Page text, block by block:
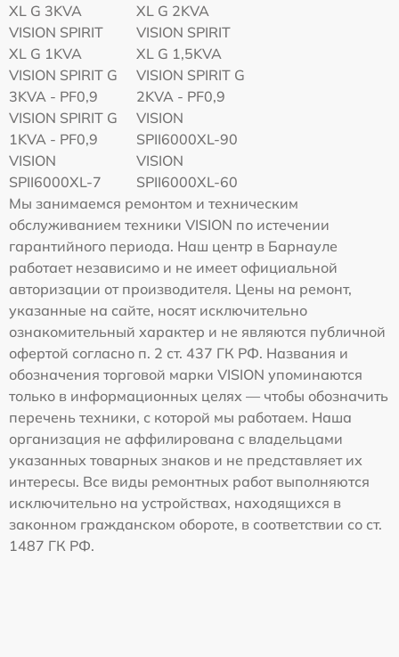
XL G 3KVA
XL G 2KVA
VISION SPIRIT
XL G 1KVA
VISION SPIRIT
XL G 1,5KVA
VISION SPIRIT G
3KVA - PF0,9
VISION SPIRIT G
2KVA - PF0,9
VISION SPIRIT G
1KVA - PF0,9
VISION
SPII6000XL-90
VISION
SPII6000XL-7
VISION
SPII6000XL-60
Мы занимаемся ремонтом и техническим
обслуживанием техники VISION по истечении
гарантийного периода. Наш центр в Барнауле
работает независимо и не имеет официальной
авторизации от производителя. Цены на ремонт,
указанные на сайте, носят исключительно
ознакомительный характер и не являются публичной
офертой согласно п. 2 ст. 437 ГК РФ. Названия и
обозначения торговой марки VISION упоминаются
только в информационных целях — чтобы обозначить
перечень техники, с которой мы работаем. Наша
организация не аффилирована с владельцами
указанных товарных знаков и не представляет их
интересы. Все виды ремонтных работ выполняются
исключительно на устройствах, находящихся в
законном гражданском обороте, в соответствии со ст.
1487 ГК РФ.